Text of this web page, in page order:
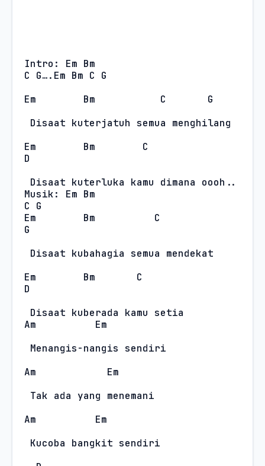
Intro: Em Bm
C G….Em Bm C G
Em
Bm C
G
Disaat kuterjatuh semua menghilang
Em
Bm
C
D
Disaat kuterluka kamu dimana oooh..
Musik: Em Bm
C G
Em
Bm
C
G
Disaat kubahagia semua mendekat
Em
Bm
C
D
Disaat kuberada kamu setia
Am
Em
Menangis-nangis sendiri
Am
Em
Tak ada yang menemani
Am
Em
Kucoba bangkit sendiri